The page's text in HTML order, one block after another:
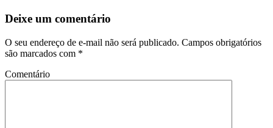
Deixe um comentário
O seu endereço de e-mail não será publicado. Campos obrigatórios
são marcados com *
Comentário